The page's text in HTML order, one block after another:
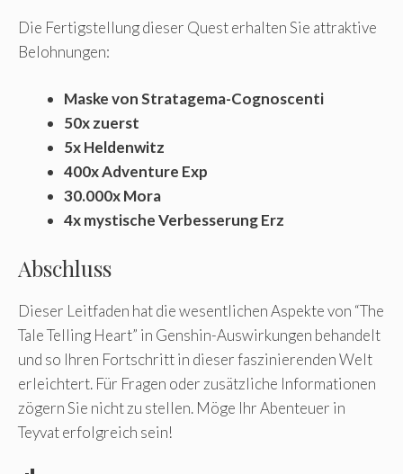
Die Fertigstellung dieser Quest erhalten Sie attraktive
Belohnungen:
Maske von Stratagema-Cognoscenti
50x zuerst
5x Heldenwitz
400x Adventure Exp
30.000x Mora
4x mystische Verbesserung Erz
Abschluss
Dieser Leitfaden hat die wesentlichen Aspekte von “The
Tale Telling Heart” in Genshin-Auswirkungen behandelt
und so Ihren Fortschritt in dieser faszinierenden Welt
erleichtert. Für Fragen oder zusätzliche Informationen
zögern Sie nicht zu stellen. Möge Ihr Abenteuer in
Teyvat erfolgreich sein!